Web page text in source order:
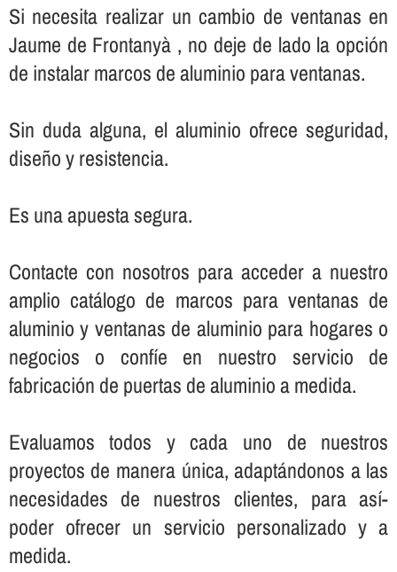
Si necesita realizar un cambio de ventanas en
Jaume de Frontanyà , no deje de lado la opción
de instalar marcos de aluminio para ventanas.
Sin duda alguna, el aluminio ofrece seguridad,
diseño y resistencia.
Es una apuesta segura.
Contacte con nosotros para acceder a nuestro
amplio catálogo de marcos para ventanas de
aluminio y ventanas de aluminio para hogares o
negocios o confí­e en nuestro servicio de
fabricación de puertas de aluminio a medida.
Evaluamos todos y cada uno de nuestros
proyectos de manera única, adaptándonos a las
necesidades de nuestros clientes, para así­
poder ofrecer un servicio personalizado y a
medida.